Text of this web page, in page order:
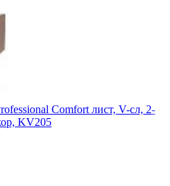
Comfort лист, V-сл, 2-
KV205